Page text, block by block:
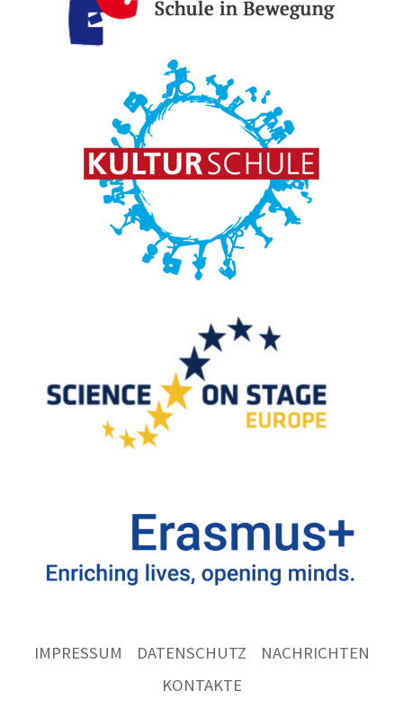
IMPRESSUM DATENSCHUTZ
NACHRICHTEN
KONTAKTE